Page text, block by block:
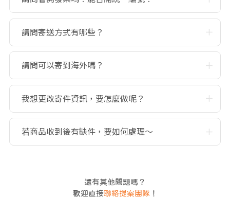
請問寄送方式有哪些？
請問可以寄到海外嗎？
我想更改寄件資訊，要怎麼做呢？
若商品收到後有缺件，要如何處理～
還有其他問題嗎？
歡迎直接聯絡提案團隊 ！